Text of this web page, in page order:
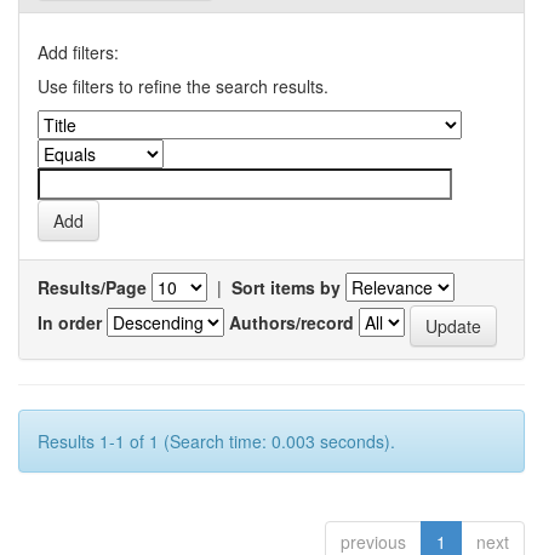
Add filters:
Use filters to refine the search results.
Results/Page | Sort items by
In order
Authors/record
Results 1-1 of 1 (Search time: 0.003 seconds).
previous 1 next